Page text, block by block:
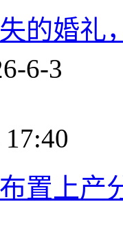
的婚礼
6-3
置上产